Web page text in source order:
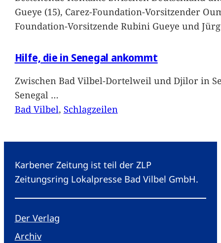
Gueye (15), Carez-Foundation-Vorsitzender
Foundation-Vorsitzende Rubini Gueye und
Hilfe, die in Senegal ankommt
Zwischen Bad Vilbel-Dortelweil und Djilor in
Senegal …
Bad Vilbel, Schlagzeilen
Karbener Zeitung ist teil der ZLP
Zeitungsring Lokalpresse Bad Vilbel GmbH.
Der Verlag
Archiv